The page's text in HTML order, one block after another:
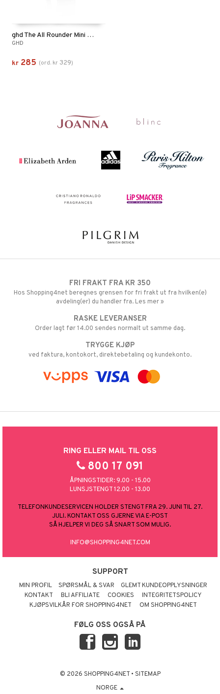
ghd The All Rounder Mini Paddle Brush
GHD
kr 285 (ord. kr 329)
FRI FRAKT FRA KR 350
Hos Shopping4net beregnes grensen for fri frakt ut fra hvilken(e)
avdeling(er) du handler fra. Les mer »
RASKE LEVERANSER
Order lagt før 14.00 sendes normalt ut samme dag.
TRYGGE KJØP
ved faktura, kontokort, direktebetaling og kundekonto.
RING ELLER MAIL TIL OSS
800 17 091
ÅPNINGSTIDER: 9.00 - 15.00
LUNSJSTENGT 12.00 - 13.00
TELEFONKUNDESERVICEN HOLDER STENGT FRA 29. JUNI TIL 27.
JULI. KONTAKT OSS GJERNE VIA E-POST
SÅ HJELPER VI DEG SÅ SNART SOM MULIG.
INFO@SHOPPING4NET.COM
SUPPORT
MIN PROFIL SPØRSMÅL & SVAR
GLEMT KUNDEOPPLYSNINGER
KONTAKT
BLI AFFILIATE COOKIES
INTEGRITETSPOLICY
KJØPSVILKÅR FOR SHOPPING4NET
OM SHOPPING4NET
FØLG OSS OGSÅ PÅ
© 2026 SHOPPING4NET • SITEMAP
NORGE